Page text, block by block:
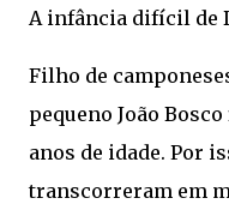
A infância difícil de
Filho de
pequeno João
anos de idade. Por
transcorreram em